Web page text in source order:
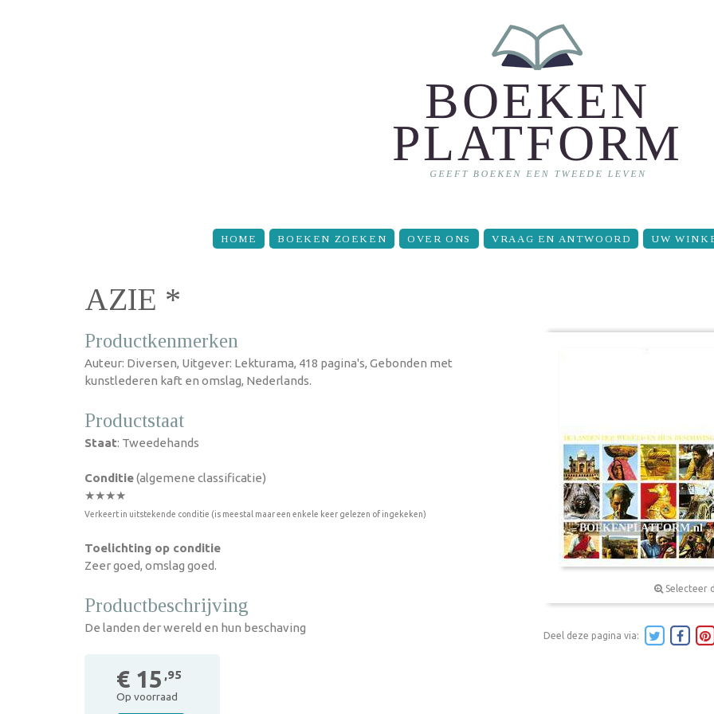
HOME BOEKEN ZOEKEN OVER ONS VRAAG EN ANTWOORD UW
AZIE *
Productkenmerken
Auteur: Diversen, Uitgever: Lekturama, 418 pagina's, Gebonden met
kunstlederen kaft en omslag, Nederlands.
Productstaat
Staat: Tweedehands
Conditie(algemene classificatie)
★★★★
Verkeert in uitstekende conditie (is meestal maar een enkele keer gelezen of ingekeken)
Toelichting op conditie
Zeer goed, omslag goed.
Productbeschrijving
De landen der wereld en hun beschaving
€ 15 ,95
Op voorraad
Selecteer
Deel deze pagina via: